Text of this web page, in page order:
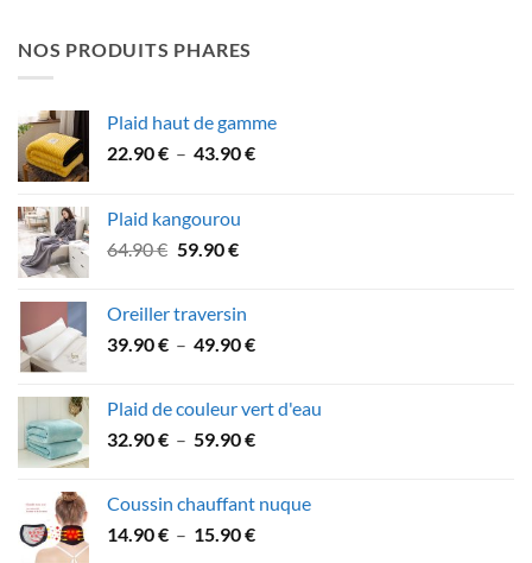
était :
27.90 €.
est :
21.90 €.
NOS PRODUITS PHARES
Plaid haut de gamme
22.90€ – 43.90€Plage
Plaid kangourou
64.90€ Le
était :
64.90 €.
59.90€Le
est :
59.90 €.
Oreiller traversin
39.90€ – 49.90€Plage
39.90 €
à
Plaid de couleur vert d'eau
32.90€ – 59.90€Plage
32.90 €
à
Coussin chauffant nuque
14.90€ – 15.90€Plage